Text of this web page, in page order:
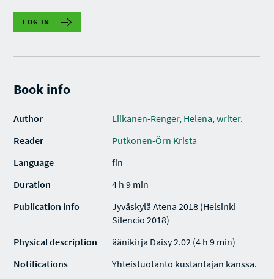
LOG IN
Book info
Author
Liikanen-Renger, Helena, writer.
Reader
Putkonen-Örn Krista
Language
fin
Duration
4 h 9 min
Publication info
Jyväskylä Atena 2018 (Helsinki
Silencio 2018)
Physical description
äänikirja Daisy 2.02 (4 h 9 min)
Notifications
Yhteistuotanto kustantajan kanssa.